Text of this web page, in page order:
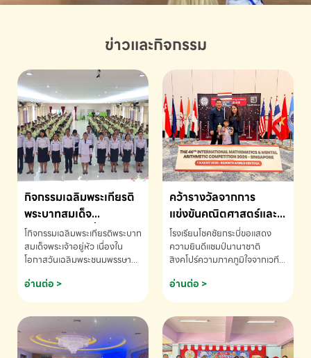
ข่าวและกิจกรรม
กิจกรรมเฉลิมพระเกียรติ
พระบาทสมเด็จ
พระเจ้าอยู่หัว เนื่องใน
โอกาสวันเฉลิม
พระชนมพรรษา
โกิจกรรมเฉลิมพระเกียรติพระบาท
สมเด็จพระเจ้าอยู่หัว เนื่องใน
โอกาสวันเฉลิมพระชนมพรรษา
ข้อมูลเพิ่มเติม โทร. 075-691910
อ่านต่อ >
คว้ารางวัลจากการ
แข่งขันคณิตศาสตร์และ
คณิตคิดเร็วนานาชาติ
ครั้งที่ 46 ประจำปี 2569
ณ ประเทศสิงคโปร์
โรงเรียนโชคชัยกระบี่ขอแสดง
ความยินดีแชมป์นานาชาติ
สิงคโปร์ความภาคภูมิใจจากเวที
ด.ช.พัทธนันท์ พรหมพันธ์ ชั้น
อนุบาล EP K3 โรงเรียนโชคชัย
แข่งขันคณิตศาสตร์และคณิตคิด
เร็วนานาชาติ ครั้งที่ 46 ประจำปี
2569 ณ ประเทศสิงคโปร์
อ่านต่อ >